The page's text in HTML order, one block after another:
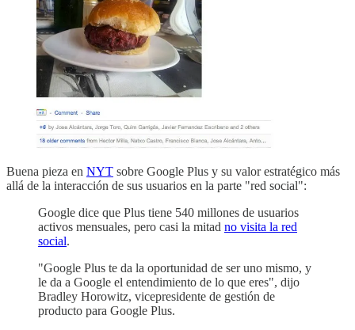
Buena pieza en NYT sobre Google Plus y su valor estratégico más
allá de la interacción de sus usuarios en la parte "red social":
Google dice que Plus tiene 540 millones de usuarios
activos mensuales, pero casi la mitad no visita la red
social.
"Google Plus te da la oportunidad de ser uno mismo, y
le da a Google el entendimiento de lo que eres", dijo
Bradley Horowitz, vicepresidente de gestión de
producto para Google Plus.